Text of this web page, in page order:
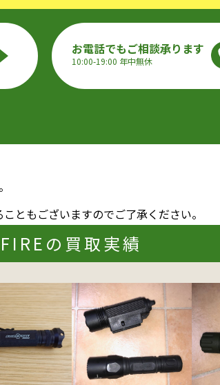
お電話でもご相談承ります
10:00-19:00 年中無休
ともございますのでご了承ください。
の買取実績